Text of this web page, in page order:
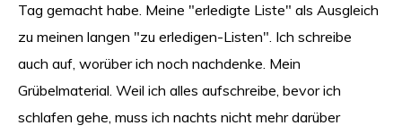
Tag gemacht habe. Meine "erledigte Liste" als Ausgleich
zu meinen langen "zu erledigen-Listen". Ich schreibe
auch auf, worüber ich noch nachdenke. Mein
Grübelmaterial. Weil ich alles aufschreibe, bevor ich
schlafen gehe, muss ich nachts nicht mehr darüber